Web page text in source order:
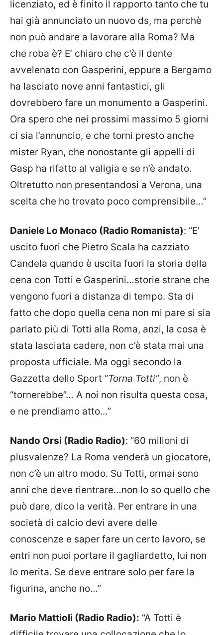
licenziato, ed è finito il rapporto tanto che tu
hai già annunciato un nuovo ds, ma perchè
non può andare a lavorare alla Roma? Ma
che roba è? E’ chiaro che c’è il dente
avvelenato con Gasperini, eppure a Bergamo
ha lasciato nove anni fantastici, gli
dovrebbero fare un monumento a Gasperini.
Ora spero che nei prossimi massimo 5 giorni
ci sia l’annuncio, e che torni presto anche
mister Ryan, che nonostante gli appelli di
Gasp ha rifatto al valigia e se n’è andato.
Oltretutto non presentandosi a Verona, una
scelta che ho trovato poco comprensibile…”
Daniele Lo Monaco (Radio Romanista): “E’
uscito fuori che Pietro Scala ha cazziato
Candela quando è uscita fuori la storia della
cena con Totti e Gasperini…storie strane che
vengono fuori a distanza di tempo. Sta di
fatto che dopo quella cena non mi pare si sia
parlato più di Totti alla Roma, anzi, la cosa è
stata lasciata cadere, non c’è stata mai una
proposta ufficiale. Ma oggi secondo la
Gazzetta dello Sport “Torna Totti”, non è
“tornerebbe”… A noi non risulta questa cosa,
e ne prendiamo atto…”
Nando Orsi (Radio Radio): “60 milioni di
plusvalenze? La Roma venderà un giocatore,
non c’è un altro modo. Su Totti, ormai sono
anni che deve rientrare…non lo so quello che
può dare, dico la verità. Per entrare in una
società di calcio devi avere delle
conoscenze e saper fare un certo lavoro, se
entri non puoi portare il gagliardetto, lui non
lo merita. Se deve entrare solo per fare la
figurina, anche no…”
Mario Mattioli (Radio Radio): “A Totti è